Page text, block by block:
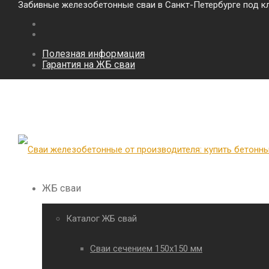
Забивные железобетонные сваи в Санкт-Петербурге под
Полезная информация
Гарантия на ЖБ сваи
ЖБ сваи
Каталог ЖБ свай
Сваи сечением 150х150 мм